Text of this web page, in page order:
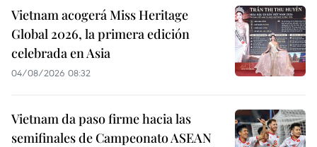
Vietnam acogerá Miss Heritage
Global 2026, la primera edición
celebrada en Asia
04/08/2026 08:32
Vietnam da paso firme hacia las
semifinales de Campeonato ASEAN